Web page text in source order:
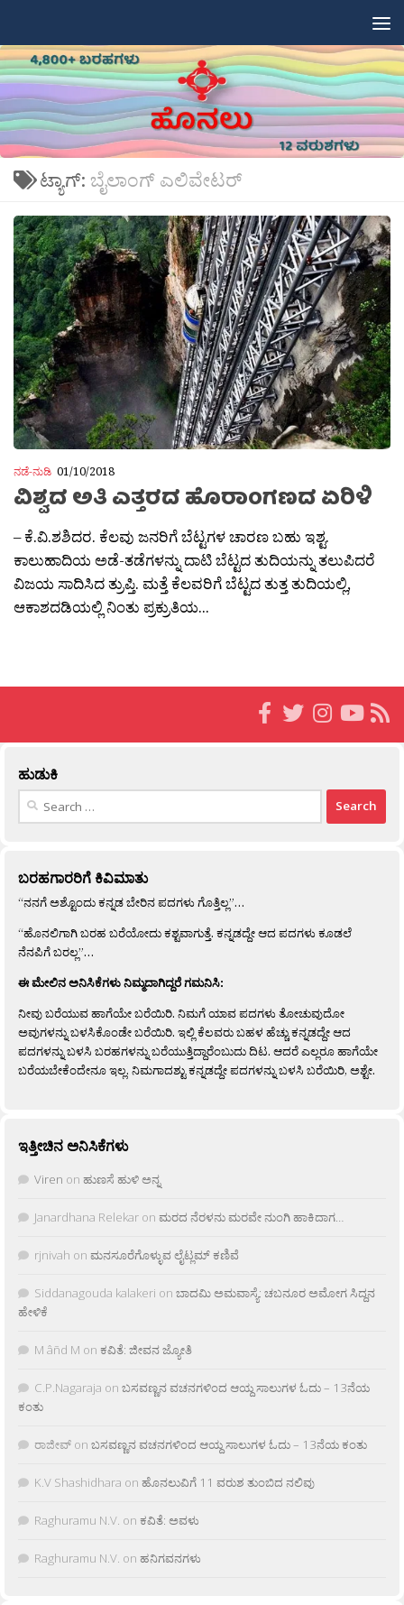
ಟ್ಯಾಗ್: ಬೈಲಾಂಗ್ ಎಲಿವೇಟರ್
ನಡೆ-ನುಡಿ 01/10/2018
ವಿಶ್ವದ ಅತಿ ಎತ್ತರದ ಹೊರಾಂಗಣದ ಏರಿಳಿ
– ಕೆ.ವಿ.ಶಶಿದರ. ಕೆಲವು ಜನರಿಗೆ ಬೆಟ್ಟಗಳ ಚಾರಣ ಬಹು ಇಶ್ಟ.
ಕಾಲುಹಾದಿಯ ಅಡೆ-ತಡೆಗಳನ್ನು ದಾಟಿ ಬೆಟ್ಟದ ತುದಿಯನ್ನು ತಲುಪಿದರೆ
ವಿಜಯ ಸಾದಿಸಿದ ತ್ರುಪ್ತಿ. ಮತ್ತೆ ಕೆಲವರಿಗೆ ಬೆಟ್ಟದ ತುತ್ತ ತುದಿಯಲ್ಲಿ,
ಆಕಾಶದಡಿಯಲ್ಲಿ ನಿಂತು ಪ್ರಕ್ರುತಿಯ...
ಹುಡುಕಿ
Search
ಬರಹಗಾರರಿಗೆ ಕಿವಿಮಾತು
“ನನಗೆ ಅಶ್ಟೊಂದು ಕನ್ನಡ ಬೇರಿನ ಪದಗಳು ಗೊತ್ತಿಲ್ಲ”…
“ಹೊನಲಿಗಾಗಿ ಬರಹ ಬರೆಯೋದು ಕಶ್ಟವಾಗುತ್ತೆ. ಕನ್ನಡದ್ದೇ ಆದ ಪದಗಳು ಕೂಡಲೆ
ನೆನಪಿಗೆ ಬರಲ್ಲ”…
ಈ ಮೇಲಿನ ಅನಿಸಿಕೆಗಳು ನಿಮ್ಮದಾಗಿದ್ದರೆ ಗಮನಿಸಿ:
ನೀವು ಬರೆಯುವ ಹಾಗೆಯೇ ಬರೆಯಿರಿ. ನಿಮಗೆ ಯಾವ ಪದಗಳು ತೋಚುವುದೋ
ಅವುಗಳನ್ನು ಬಳಸಿಕೊಂಡೇ ಬರೆಯಿರಿ. ಇಲ್ಲಿ ಕೆಲವರು ಬಹಳ ಹೆಚ್ಚು ಕನ್ನಡದ್ದೇ ಆದ
ಪದಗಳನ್ನು ಬಳಸಿ ಬರಹಗಳನ್ನು ಬರೆಯುತ್ತಿದ್ದಾರೆಂಬುದು ದಿಟ. ಆದರೆ ಎಲ್ಲರೂ ಹಾಗೆಯೇ
ಬರೆಯಬೇಕೆಂದೇನೂ ಇಲ್ಲ. ನಿಮಗಾದಶ್ಟು ಕನ್ನಡದ್ದೇ ಪದಗಳನ್ನು ಬಳಸಿ ಬರೆಯಿರಿ, ಅಶ್ಟೇ.
ಇತ್ತೀಚಿನ ಅನಿಸಿಕೆಗಳು
Viren on ಹುಣಸೆ ಹುಳಿ ಅನ್ನ
Janardhana Relekar on ಮರದ ನೆರಳನು ಮರವೇ ನುಂಗಿ ಹಾಕಿದಾಗ…
rjnivah on ಮನಸೂರೆಗೊಳ್ಳುವ ಲೈಟ್ಲಮ್ ಕಣಿವೆ
Siddanagouda kalakeri on ಬಾದಮಿ ಅಮವಾಸ್ಯೆ: ಚಬನೂರ ಅಮೋಗ ಸಿದ್ದನ
ಹೇಳಿಕೆ
M âñd M on ಕವಿತೆ: ಜೀವನ ಜ್ಯೋತಿ
C.P.Nagaraja on ಬಸವಣ್ಣನ ವಚನಗಳಿಂದ ಆಯ್ದ ಸಾಲುಗಳ ಓದು – 13ನೆಯ
ಕಂತು
ರಾಜೀವ್ on ಬಸವಣ್ಣನ ವಚನಗಳಿಂದ ಆಯ್ದ ಸಾಲುಗಳ ಓದು – 13ನೆಯ ಕಂತು
K.V Shashidhara on ಹೊನಲುವಿಗೆ 11 ವರುಶ ತುಂಬಿದ ನಲಿವು
Raghuramu N.V. on ಕವಿತೆ: ಅವಳು
Raghuramu N.V. on ಹನಿಗವನಗಳು